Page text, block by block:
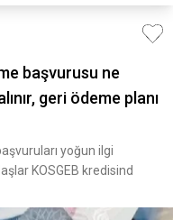
başvurusu ne
geri ödeme planı
yoğun ilgi
KOSGEB kredisind